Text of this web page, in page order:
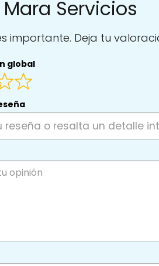
Servicios
importante. Deja tu
global